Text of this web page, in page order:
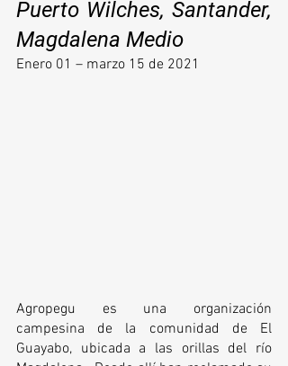
Puerto Wilches, Santander,
Magdalena Medio
Enero 01 – marzo 15 de 2021
Agropegu es una organización
campesina de la comunidad de El
Guayabo, ubicada a las orillas del río